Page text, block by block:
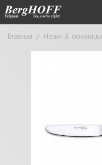
Главная / Ножи & ножницы